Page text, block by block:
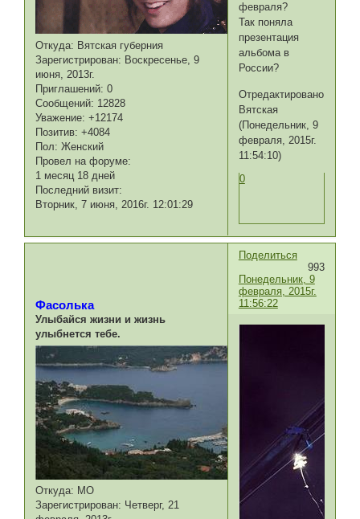
Откуда: Вятская губерния
Зарегистрирован: Воскресенье, 9
июня, 2013г.
Приглашений: 0
Сообщений: 12828
Уважение: +12174
Позитив: +4084
Пол: Женский
Провел на форуме:
1 месяц 18 дней
Последний визит:
Вторник, 7 июня, 2016г. 12:01:29
февраля?
Так поняла
презентация
альбома в
России?
Отредактировано
Вятская
(Понедельник, 9
февраля, 2015г.
11:54:10)
0
Поделиться
993
Понедельник, 9
февраля, 2015г.
11:56:22
Фасолька
Улыбайся жизни и жизнь
улыбнется тебе.
Откуда: МО
Зарегистрирован: Четверг, 21